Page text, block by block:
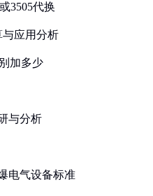
3505代换
与应用分析
加多少
与分析
电气设备标准